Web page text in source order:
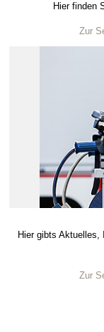
Hier finden
Zur
Hier gibts Aktuelles,
Zur